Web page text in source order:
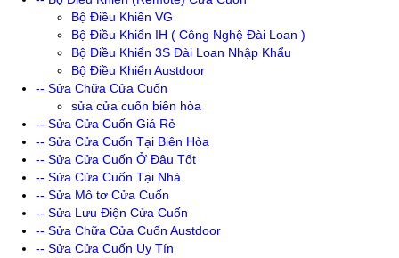
Bộ Điều Khiển VG
Bộ Điều Khiển IH ( Công Nghệ Đài Loan )
Bộ Điều Khiển 3S Đài Loan Nhập Khẩu
Bộ Điều Khiển Austdoor
-- Sửa Chữa Cửa Cuốn
sửa cửa cuốn biên hòa
-- Sửa Cửa Cuốn Giá Rẻ
-- Sửa Cửa Cuốn Tại Biên Hòa
-- Sửa Cửa Cuốn Ở Đâu Tốt
-- Sửa Cửa Cuốn Tại Nhà
-- Sửa Mô tơ Cửa Cuốn
-- Sửa Lưu Điện Cửa Cuốn
-- Sửa Chữa Cửa Cuốn Austdoor
-- Sửa Cửa Cuốn Uy Tín